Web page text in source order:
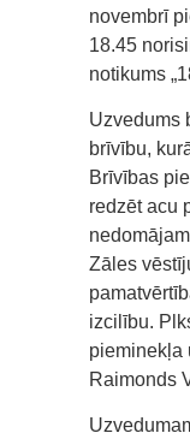
novembrī
18.45
notikums
Uzvedums
brīvību,
Brīvības
redzēt acu
Zāles
izcilību.
pieminekļa
Raimonds